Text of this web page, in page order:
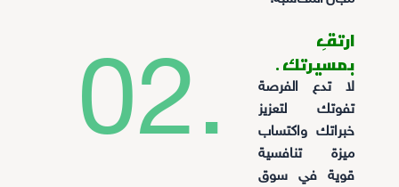
02.
ارتقِ
بمسيرتك .
لا تدع الفرصة
تفوتك لتعزيز
خبراتك واكتساب
ميزة تنافسية
قوية في سوق